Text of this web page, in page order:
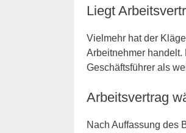
Liegt
Vielmehr hat der
Arbeitnehmer
Geschäftsführer als
Arbeitsvertrag
Nach Auffassung des